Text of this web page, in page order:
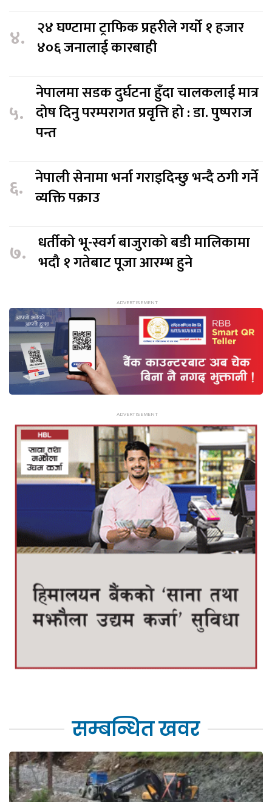
४. २४ घण्टामा ट्राफिक प्रहरीले गर्यो १ हजार
४०६ जनालाई कारबाही
५.
नेपालमा सडक दुर्घटना हुँदा चालकलाई मात्र
दोष दिनु परम्परागत प्रवृत्ति हो : डा. पुष्पराज
पन्त
६. नेपाली सेनामा भर्ना गराइदिन्छु भन्दै ठगी गर्ने
व्यक्ति पक्राउ
७. धर्तीको भू-स्वर्ग बाजुराको बडी मालिकामा
भदौ १ गतेबाट पूजा आरम्भ हुने
सम्बन्धित खवर